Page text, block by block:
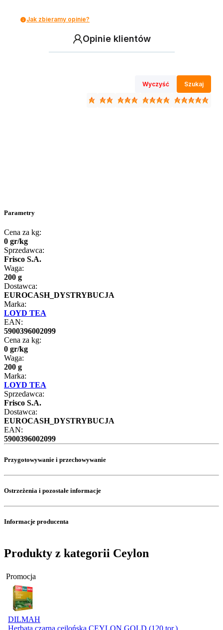
Jak zbieramy opinie?
Opinie klientów
Wyczyść Szukaj
Parametry
Cena za kg:
0 gr/kg
Sprzedawca:
Frisco S.A.
Waga:
200 g
Dostawca:
EUROCASH_DYSTRYBUCJA
Marka:
LOYD TEA
EAN:
5900396002099
Cena za kg:
0 gr/kg
Waga:
200 g
Marka:
LOYD TEA
Sprzedawca:
Frisco S.A.
Dostawca:
EUROCASH_DYSTRYBUCJA
EAN:
5900396002099
Przygotowywanie i przechowywanie
Ostrzeżenia i pozostałe informacje
Informacje producenta
Produkty z kategorii Ceylon
Promocja
DILMAH